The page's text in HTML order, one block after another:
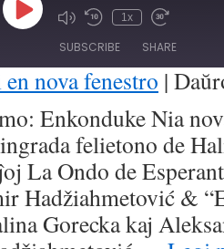
Play
Episode Mute/Unmute
Rewind
Seconds
1x
Fast
30
seconds
SUBSCRIBE SHARE
nova fenestro |
Enkonduke Nia
felietono de
La Ondo de
Hadžiahmetović &
Gorecka kaj